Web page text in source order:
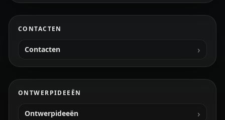
CONTACTEN
Contacten
ONTWERPIDEEËN
Ontwerpideeën